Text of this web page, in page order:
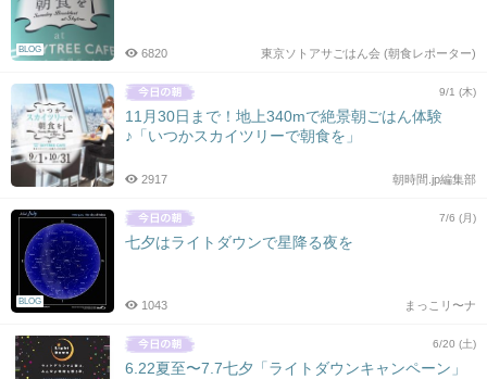
BLOG 東京ソトアサごはん会 (朝食レポーター)
6820
9/1 (木)
11月30日まで！地上340mで絶景朝ごはん体験
♪「いつかスカイツリーで朝食を」
朝時間.jp編集部
2917
BLOG
7/6 (月)
七夕はライトダウンで星降る夜を
まっこリ〜ナ
1043
6/20 (土)
6.22夏至〜7.7七夕「ライトダウンキャンペーン」